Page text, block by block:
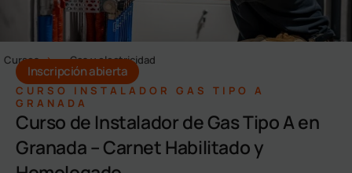
Cursos Gas y electricidad
Inscripción abierta
CURSO INSTALADOR GAS TIPO A
GRANADA
Curso de Instalador de Gas Tipo A en
Granada – Carnet Habilitado y